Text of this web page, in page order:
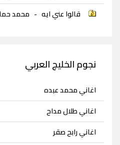
قالوا عني ايه - محمد
نجوم الخليج العربي
اغاني محمد عبده
اغاني طلال مداح
اغاني رابح صقر